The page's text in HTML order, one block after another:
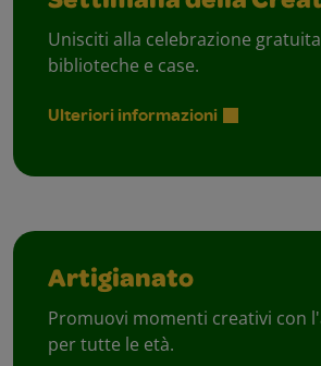
Unisciti alla celebrazione
biblioteche e case.
Ulteriori informazioni
Artigianato
Promuovi momenti creativi con
per tutte le età.